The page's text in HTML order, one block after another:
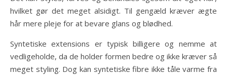
hvilket gør det meget alsidigt. Til gengæld kræver ægte
hår mere pleje for at bevare glans og blødhed.
Syntetiske extensions er typisk billigere og nemme at
vedligeholde, da de holder formen bedre og ikke kræver så
meget styling. Dog kan syntetiske fibre ikke tåle varme fra